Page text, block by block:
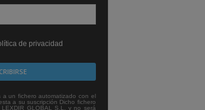
de privacidad
a un fichero automatizado con el
a su suscripción Dicho fichero
GLOBAL S.L. y no será